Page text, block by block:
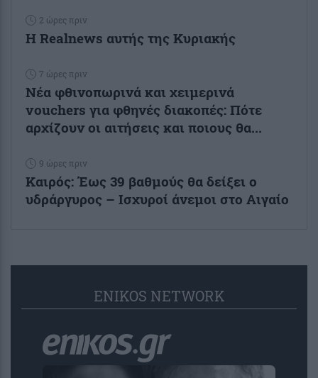
2 ώρες πριν
Η Realnews αυτής της Κυριακής
7 ώρες πριν
Νέα φθινοπωρινά και χειμερινά
vouchers για φθηνές διακοπές: Πότε
αρχίζουν οι αιτήσεις και ποιους θα...
9 ώρες πριν
Καιρός: Έως 39 βαθμούς θα δείξει ο
υδράργυρος – Ισχυροί άνεμοι στο Αιγαίο
ENIKOS NETWORK